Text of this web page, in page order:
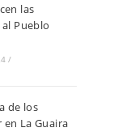
las
Pueblo
/
de los
La Guaira